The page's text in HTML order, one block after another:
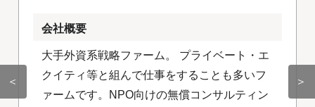
＜
会社概要
大手外資系戦略ファーム。 プライベート・エ
クイティ等と組んで仕事をすることも多いフ
ァームです。NPO向けの無償コンサルティン
＞